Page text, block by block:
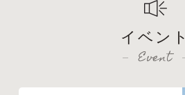
イベント
Event